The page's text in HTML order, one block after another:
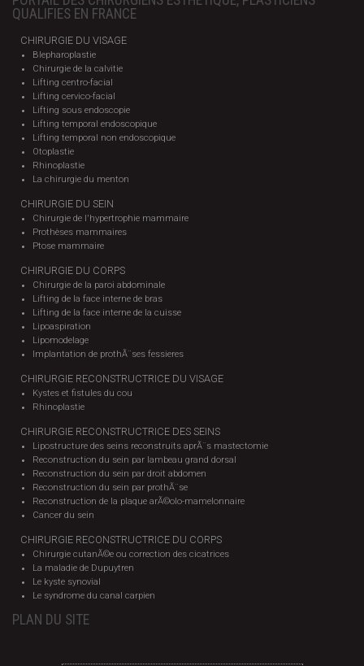
QUALIFIES EN FRANCE
CHIRURGIE DU VISAGE
Blepharoplastie
Chirurgie de la calvitie
Lifting centro-facial
Lifting cervico-facial
Lifting sous endoscopie
Lifting temporal endoscopique
Lifting temporal non endoscopique
Otoplastie
Rhinoplastie
La chirurgie du menton
CHIRURGIE DU SEIN
Chirurgie de l'hypertrophie mammaire
Prothèses mammaires
Ptose mammaire
CHIRURGIE DU CORPS
Chirurgie de la paroi abdominale
Lifting de la face interne de bras
Lifting de la face interne de la cuisse
Lipoaspiration
Lipomodelage
Implantation de prothÃ¨ses fessieres
CHIRURGIE RECONSTRUCTRICE DU VISAGE
Kystes et fistules du cou
Rhinoplastie
CHIRURGIE RECONSTRUCTRICE DES SEINS
Lipostructure des seins reconstruits aprÃ¨s mastectomie
Reconstruction du sein par lambeau grand dorsal
Reconstruction du sein par droit abdomen
Reconstruction du sein par prothÃ¨se
Reconstruction de la plaque arÃ©olo-mamelonnaire
Cancer du sein
CHIRURGIE RECONSTRUCTRICE DU CORPS
Chirurgie cutanÃ©e ou correction des cicatrices
La maladie de Dupuytren
Le kyste synovial
Le syndrome du canal carpien
PLAN DU SITE